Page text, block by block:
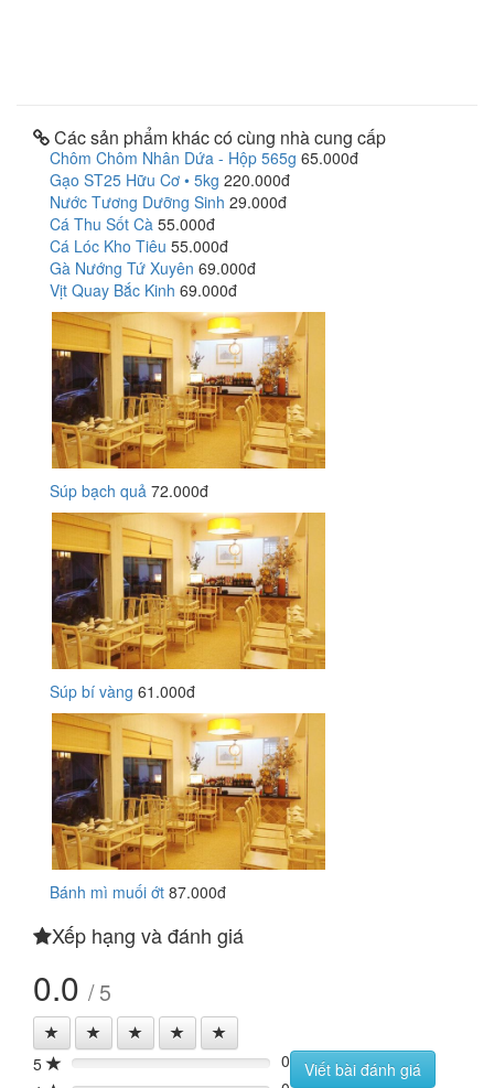
Các sản phẩm khác có cùng nhà cung cấp
Chôm Chôm Nhân Dứa - Hộp 565g 65.000đ
Gạo ST25 Hữu Cơ • 5kg 220.000đ
Nước Tương Dưỡng Sinh 29.000đ
Cá Thu Sốt Cà 55.000đ
Cá Lóc Kho Tiêu 55.000đ
Gà Nướng Tứ Xuyên 69.000đ
Vịt Quay Bắc Kinh 69.000đ
Súp bạch quả 72.000đ
Súp bí vàng 61.000đ
Bánh mì muối ớt 87.000đ
Xếp hạng và đánh giá
0.0 / 5
5 0%
0
Viết bài đánh giá